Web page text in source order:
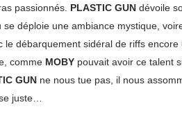
passionnés. PLASTIC GUN dévoile
se déploie une ambiance mystique,
débarquement sidéral de riffs
comme MOBY pouvait avoir ce talent
GUN ne nous tue pas, il nous
juste…